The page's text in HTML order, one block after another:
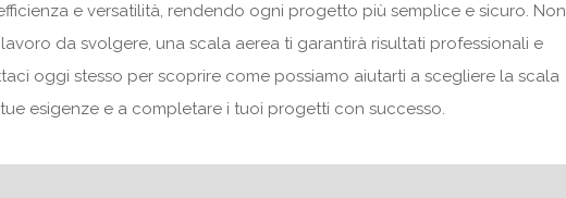
e versatilità, rendendo ogni progetto più semplice e sicuro. Non
da svolgere, una scala aerea ti garantirà risultati professionali e
oggi stesso per scoprire come possiamo aiutarti a scegliere la scala
esigenze e a completare i tuoi progetti con successo.